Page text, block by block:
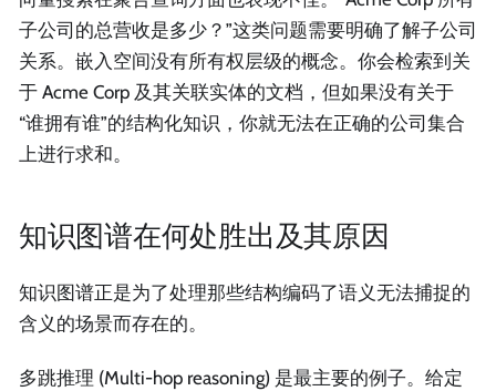
子公司的总营收是多少？”这类问题需要明确了解子公司
关系。嵌入空间没有所有权层级的概念。你会检索到关
于 Acme Corp 及其关联实体的文档，但如果没有关于
“谁拥有谁”的结构化知识，你就无法在正确的公司集合
上进行求和。
知识图谱在何处胜出及其原因
知识图谱正是为了处理那些结构编码了语义无法捕捉的
含义的场景而存在的。
多跳推理 (Multi-hop reasoning) 是最主要的例子。给定